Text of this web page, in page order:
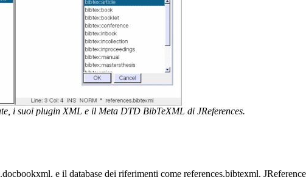
i suoi plugin XML e il Meta DTD BibTeXML di JReferences.
e il database dei riferimenti come references.bibtexml.